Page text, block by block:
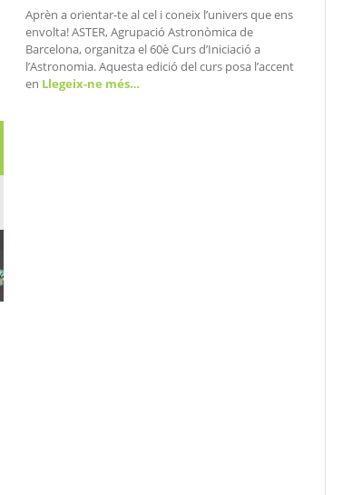
Aprèn a orientar-te al cel i coneix l’univers que ens
envolta! ASTER, Agrupació Astronòmica de
Barcelona, organitza el 60è Curs d’Iniciació a
l’Astronomia. Aquesta edició del curs posa l’accent
en Llegeix-ne més…